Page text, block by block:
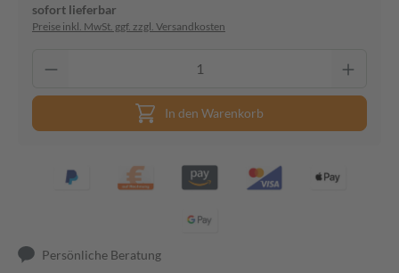
sofort lieferbar
Preise inkl. MwSt. ggf. zzgl. Versandkosten
In den Warenkorb
Persönliche Beratung